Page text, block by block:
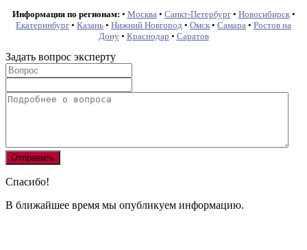
Информация по регионам: • Москва • Санкт-Петербург• Новосибирск•
Екатеринбург • Казань • Нижний Новгород • Омск • Самара • Ростов на
Дону• Краснодар • Саратов
Задать вопрос эксперту
Спасибо!
В ближайшее время мы опубликуем информацию.